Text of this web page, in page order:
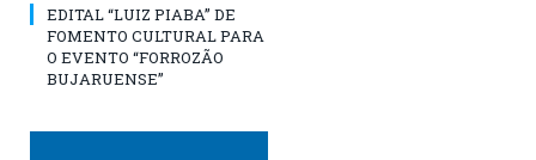
EDITAL “LUIZ PIABA” DE
FOMENTO CULTURAL PARA
O EVENTO “FORROZÃO
BUJARUENSE”